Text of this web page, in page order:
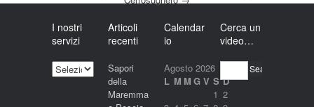
I nostri
servizi
nostri
Articoli
recenti
Sapori
della
Maremma
Calendar
io
Agosto 2026
L M M G V S D
1 2
Cerca un
video…